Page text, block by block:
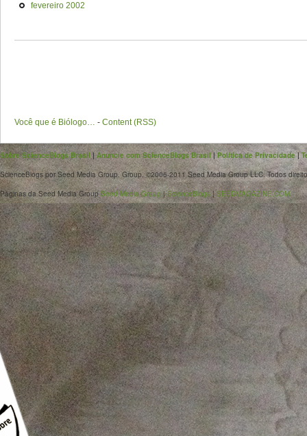
fevereiro 2002
Você que é Biólogo… - Content (RSS)
Sobre ScienceBlogs Brasil|Anuncie com ScienceBlogs Brasil|Política de Privacidade|
ScienceBlogs por Seed Media Group. Group. ©2006-2011 Seed Media Group LLC. Todos
Páginas da Seed Media GroupSeed Media Group|ScienceBlogs |SEEDMAGAZINE.COM